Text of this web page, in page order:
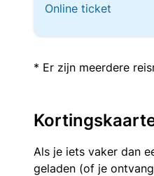
Online ticket
* Er zijn meerdere
Als je iets vaker dan
geladen (of je